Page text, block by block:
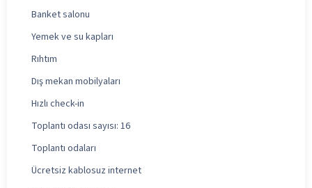
Banket salonu
Yemek ve su kapları
Rıhtım
Dış mekan mobilyaları
Hızlı check-in
Toplantı odası sayısı: 16
Toplantı odaları
Ücretsiz kablosuz internet